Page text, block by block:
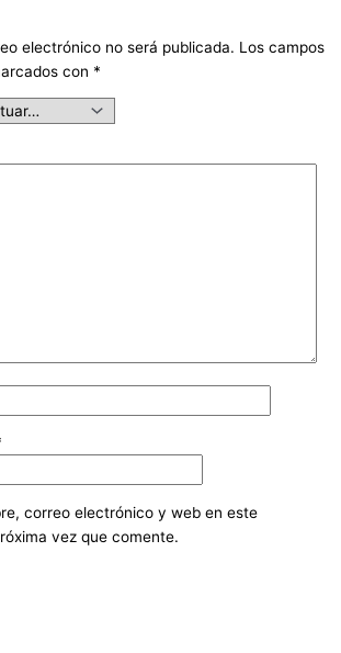
electrónico no será publicada. Los campos
con *
correo electrónico y web en este
vez que comente.